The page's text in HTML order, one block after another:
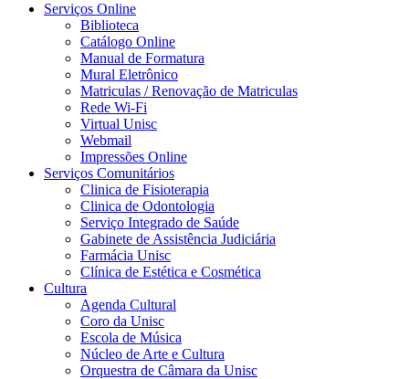
Serviços Online
Biblioteca
Catálogo Online
Manual de Formatura
Mural Eletrônico
Matriculas / Renovação de Matriculas
Rede Wi-Fi
Virtual Unisc
Webmail
Impressões Online
Serviços Comunitários
Clinica de Fisioterapia
Clinica de Odontologia
Serviço Integrado de Saúde
Gabinete de Assistência Judiciária
Farmácia Unisc
Clínica de Estética e Cosmética
Cultura
Agenda Cultural
Coro da Unisc
Escola de Música
Núcleo de Arte e Cultura
Orquestra de Câmara da Unisc